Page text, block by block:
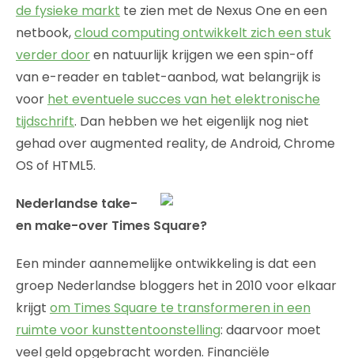
de fysieke markt te zien met de Nexus One en een
netbook,cloud computing ontwikkelt zich een stuk
verder dooren natuurlijk krijgen we een spin-off
van e-reader en tablet-aanbod, wat belangrijk is
voor het eventuele succes van het elektronische
tijdschrift. Dan hebben we het eigenlijk nog niet
gehad over augmented reality, de Android, Chrome
OS of HTML5.
Nederlandse take-
en make-over Times Square?
Een minder aannemelijke ontwikkeling is dat een
groep Nederlandse bloggers het in 2010 voor elkaar
krijgt om Times Square te transformeren in een
ruimte voor kunsttentoonstelling: daarvoor moet
veel geld opgebracht worden. Financiële